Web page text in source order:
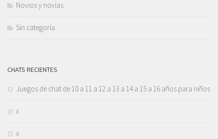
Novios y novias
Sin categoría
CHATS RECIENTES
Juegos de chat de 10 a 11 a 12 a 13 a 14 a 15 a 16 años para niños
x
x